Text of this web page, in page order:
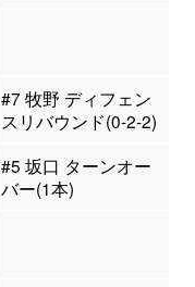
#7 牧野 ディフェン
スリバウンド(0-2-2)
#5 坂口 ターンオー
バー(1本)